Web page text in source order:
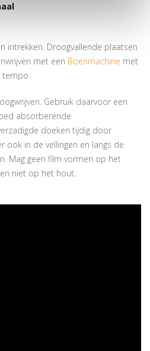
intrekken. Droogvallende plaatsen
met een Boenmachine met
tempo.
Gebruik daarvoor een
absorberende
doeken tijdig door
ook in de vellingen en langs de
Mag geen film vormen op het
niet op het hout.